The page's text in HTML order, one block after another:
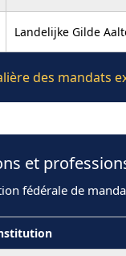
Landelijke Gilde
des mandats
et
fédérale de